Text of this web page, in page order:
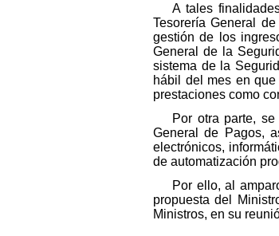
A tales
Tesorería General
gestión de los
General de la
sistema de la
hábil del mes en
prestaciones como
Por otra parte,
General de Pagos,
electrónicos,
de automatización
Por ello, al
propuesta del
Ministros, en su